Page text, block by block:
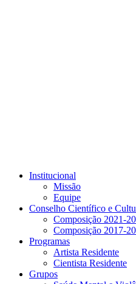
Institucional
Missão
Equipe
Conselho Científico e
Composição 2021-
Composição 2017-
Programas
Artista Residente
Cientista Residente
Grupos